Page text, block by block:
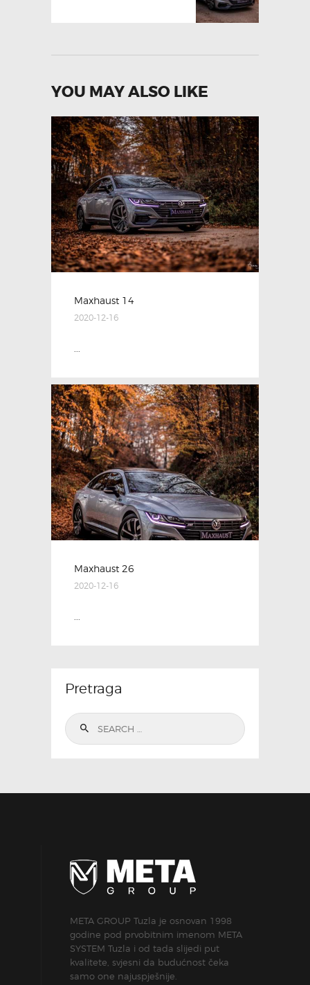
YOU MAY ALSO LIKE
Maxhaust 14
2020-12-16
Maxhaust 26
2020-12-16
Pretraga
Search
for:
META GROUP Tuzla je osnovan 1998
godine pod prvobitnim imenom META
SYSTEM Tuzla i od tada slijedi put
kvalitete, svjesni da budućnost čeka
samo one najuspješnije.